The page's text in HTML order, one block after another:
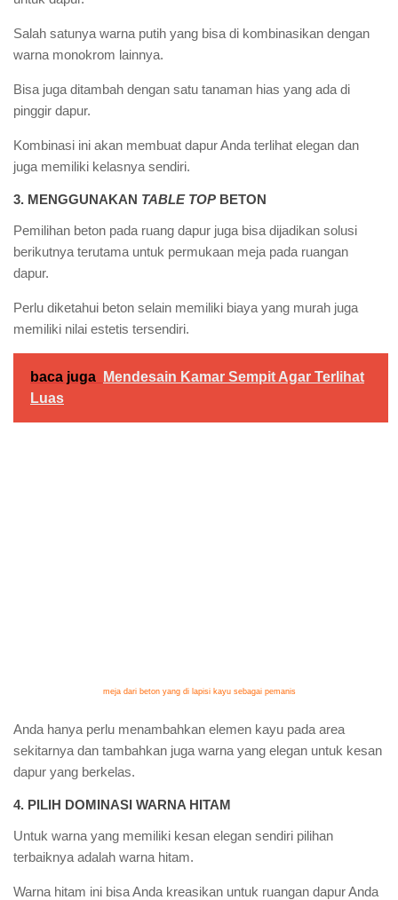
Salah satunya warna putih yang bisa di kombinasikan dengan
warna monokrom lainnya.
Bisa juga ditambah dengan satu tanaman hias yang ada di
pinggir dapur.
Kombinasi ini akan membuat dapur Anda terlihat elegan dan
juga memiliki kelasnya sendiri.
3. MENGGUNAKAN TABLE TOP BETON
Pemilihan beton pada ruang dapur juga bisa dijadikan solusi
berikutnya terutama untuk permukaan meja pada ruangan
dapur.
Perlu diketahui beton selain memiliki biaya yang murah juga
memiliki nilai estetis tersendiri.
baca juga
Mendesain Kamar Sempit Agar Terlihat
Luas
meja dari beton yang di lapisi kayu sebagai pemanis
Anda hanya perlu menambahkan elemen kayu pada area
sekitarnya dan tambahkan juga warna yang elegan untuk kesan
dapur yang berkelas.
4. PILIH DOMINASI WARNA HITAM
Untuk warna yang memiliki kesan elegan sendiri pilihan
terbaiknya adalah warna hitam.
Warna hitam ini bisa Anda kreasikan untuk ruangan dapur Anda